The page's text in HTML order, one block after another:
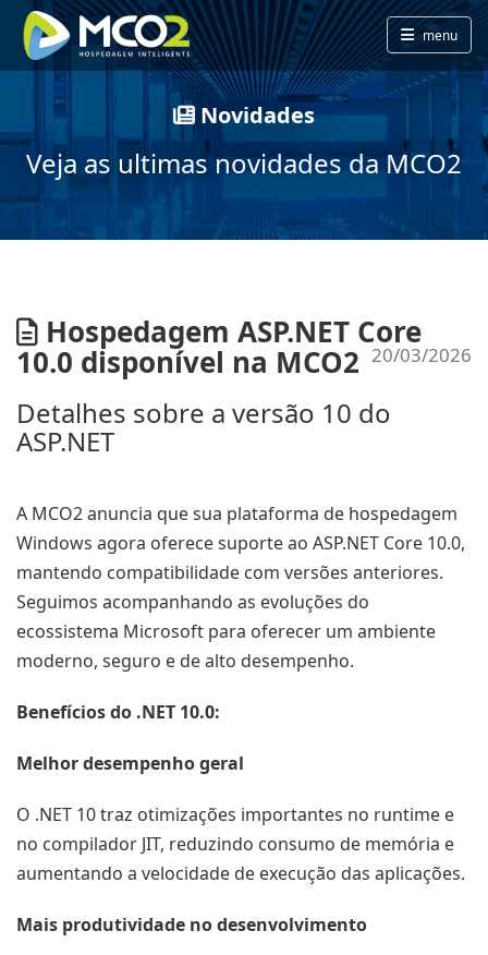
menu
Novidades
Veja as ultimas novidades da MCO2
Hospedagem ASP.NET Core
10.0 disponível na MCO2 20/03/2026
Detalhes sobre a versão 10 do
ASP.NET
A MCO2 anuncia que sua plataforma de hospedagem
Windows agora oferece suporte ao ASP.NET Core 10.0,
mantendo compatibilidade com versões anteriores.
Seguimos acompanhando as evoluções do
ecossistema Microsoft para oferecer um ambiente
moderno, seguro e de alto desempenho.
Benefícios do .NET 10.0:
Melhor desempenho geral
O .NET 10 traz otimizações importantes no runtime e
no compilador JIT, reduzindo consumo de memória e
aumentando a velocidade de execução das aplicações.
Mais produtividade no desenvolvimento